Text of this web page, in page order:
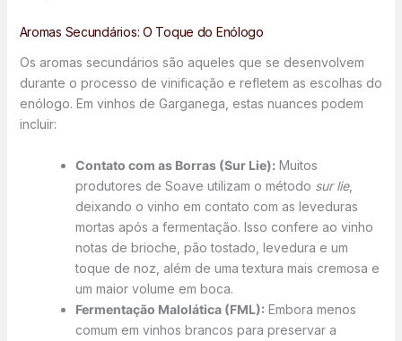
Aromas Secundários: O Toque do Enólogo
Os aromas secundários são aqueles que se desenvolvem
durante o processo de vinificação e refletem as escolhas do
enólogo. Em vinhos de Garganega, estas nuances podem
incluir:
Contato com as Borras (Sur Lie):Muitos
produtores de Soave utilizam o método sur lie,
deixando o vinho em contato com as leveduras
mortas após a fermentação. Isso confere ao vinho
notas de brioche, pão tostado, levedura e um
toque de noz, além de uma textura mais cremosa e
um maior volume em boca.
Fermentação Malolática (FML):Embora menos
comum em vinhos brancos para preservar a